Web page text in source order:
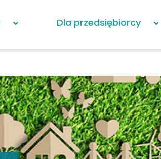
Dla przedsiębiorcy